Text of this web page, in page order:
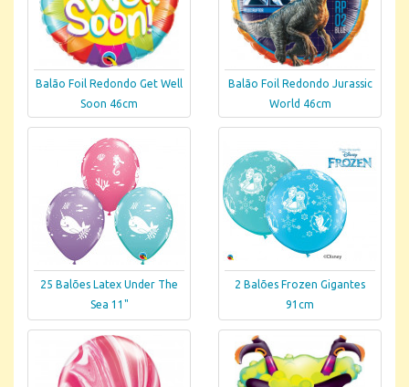
Balão Foil Redondo Get Well
Soon 46cm
Balão Foil Redondo Jurassic
World 46cm
25 Balões Latex Under The
Sea 11"
2 Balões Frozen Gigantes
91cm